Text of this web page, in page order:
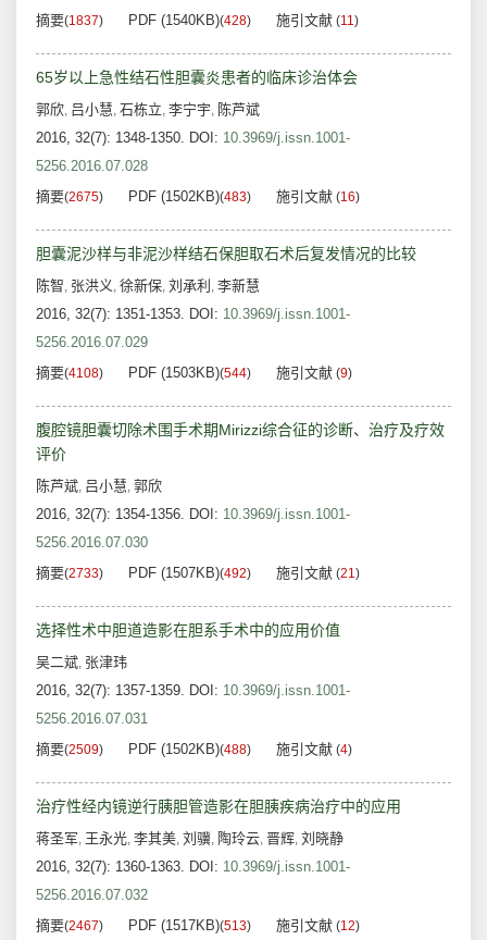
摘要(1837) PDF (1540KB)(428) 施引文献 (11)
65岁以上急性结石性胆囊炎患者的临床诊治体会
郭欣, 吕小慧, 石栋立, 李宁宇, 陈芦斌
2016, 32(7): 1348-1350. DOI: 10.3969/j.issn.1001-
5256.2016.07.028
摘要(2675) PDF (1502KB)(483) 施引文献 (16)
胆囊泥沙样与非泥沙样结石保胆取石术后复发情况的比较
陈智, 张洪义, 徐新保, 刘承利 , 李新慧
2016, 32(7): 1351-1353. DOI: 10.3969/j.issn.1001-
5256.2016.07.029
摘要(4108) PDF (1503KB)(544) 施引文献 (9)
腹腔镜胆囊切除术围手术期Mirizzi综合征的诊断、治疗及疗效
评价
陈芦斌, 吕小慧, 郭欣
2016, 32(7): 1354-1356. DOI: 10.3969/j.issn.1001-
5256.2016.07.030
摘要(2733) PDF (1507KB)(492) 施引文献 (21)
选择性术中胆道造影在胆系手术中的应用价值
吴二斌, 张津玮
2016, 32(7): 1357-1359. DOI: 10.3969/j.issn.1001-
5256.2016.07.031
摘要(2509) PDF (1502KB)(488) 施引文献 (4)
治疗性经内镜逆行胰胆管造影在胆胰疾病治疗中的应用
蒋圣军, 王永光, 李其美, 刘骥, 陶玲云, 晋辉, 刘晓静
2016, 32(7): 1360-1363. DOI: 10.3969/j.issn.1001-
5256.2016.07.032
摘要(2467) PDF (1517KB)(513) 施引文献 (12)